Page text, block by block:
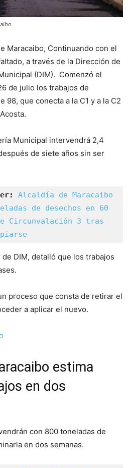
Maracaibo, Continuando con el
a través de la Dirección de
(DIM). Comenzó el
de julio los trabajos de
98, que conecta a la C1 y a la C2
Municipal intervendrá 2,4
de siete años sin ser
Alcaldía de Maracaibo
de desechos en 60
Circunvalación 3 tras
DIM, detalló que los trabajos
proceso que consta de retirar el
a aplicar el nuevo.
estima
en dos
con 800 toneladas de
en dos semanas.